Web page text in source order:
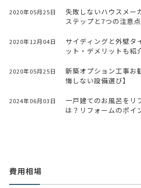
2020年05月25日
失敗しないハウスメー
ステップと7つの注意
2020年12月04日
サイディングと外壁タ
ット・デメリットも紹
2020年05月25日
新築オプション工事お
悔しない設備選び】
2024年06月03日
一戸建てのお風呂をリ
は？リフォームのポ
費用相場